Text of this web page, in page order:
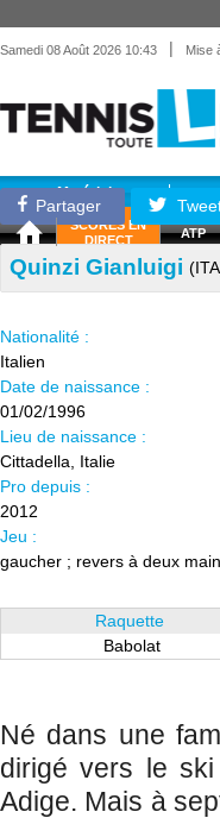
Samedi 08 Août 2026 10:43 | Mise
Matériel
SCORES EN
DIRECT
ATP
Partager
Quinzi Gianluigi
Nationalité :
Italien
Date de naissance :
01/02/1996
Lieu de naissance :
Cittadella, Italie
Pro depuis :
2012
Jeu :
gaucher ; revers à deux
Raquette
Babolat
Né dans une
dirigé vers le ski
Adige. Mais à